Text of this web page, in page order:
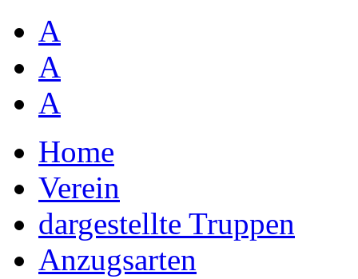
A
A
A
Home
Verein
dargestellte Truppen
Anzugsarten